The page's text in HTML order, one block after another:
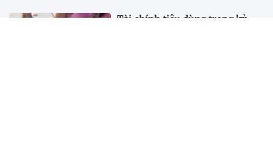
Tài chính tiêu dùng trong kỷ